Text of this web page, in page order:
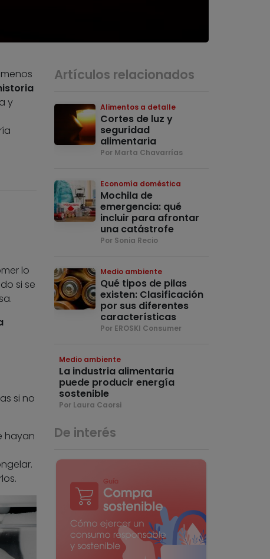
y
lo
si se
si no
hayan
Artículos relacionados
Alimentos a detalle
Cortes de luz y
seguridad
alimentaria
Por Marta Chavarrías
Economía doméstica
Mochila de
emergencia: qué
incluir para afrontar
una catástrofe
Por Sonia Recio
Medio ambiente
Qué tipos de pilas
existen: Clasificación
por sus diferentes
características
Por EROSKI Consumer
Medio ambiente
La industria alimentaria
puede producir energía
sostenible
Por Laura Caorsi
De interés